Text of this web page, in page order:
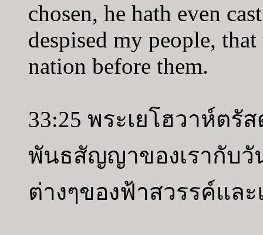
chosen, he hath even
despised my people,
nation before them.
33:25 พระเยโฮวาห์ตรั
พันธสัญญาของเรากับ
ต่างๆของฟ้าสวรรค์แล